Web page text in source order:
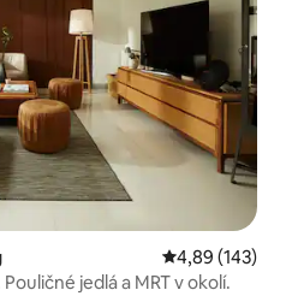
Priemerné
4,89 (143)
jedlá a MRT v okolí.